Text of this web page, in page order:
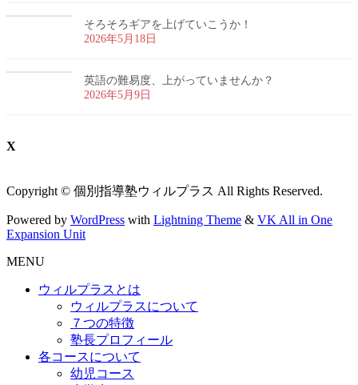
そろそろギアを上げていこうか！
2026年5月18日
英語の難易度、上がっていませんか？
2026年5月9日
X
Copyright © 個別指導塾ウィルプラス All Rights Reserved.
Powered by WordPress with Lightning Theme & VK All in One
Expansion Unit
MENU
ウィルプラスとは
ウィルプラスについて
７つの特徴
塾長プロフィール
各コースについて
幼児コース